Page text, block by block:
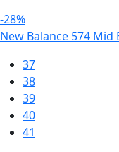
-28%
New Balance 574 Mid
37
38
39
40
41